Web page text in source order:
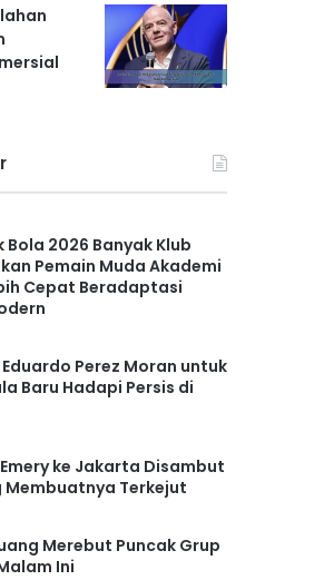
Bola 2026 Banyak Klub
Pemain Muda Akademi
Cepat Beradaptasi
Perez Moran untuk
Baru Hadapi Persis di
ke Jakarta Disambut
Terkejut
Merebut Puncak Grup
Ini